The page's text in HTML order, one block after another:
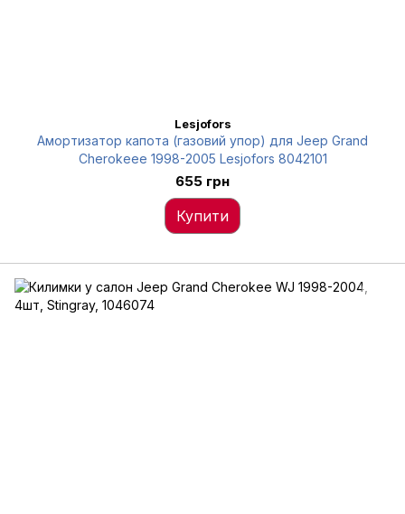
Lesjofors
Амортизатор капота (газовий упор) для Jeep Grand
Cherokeee 1998-2005 Lesjofors 8042101
655 грн
Купити